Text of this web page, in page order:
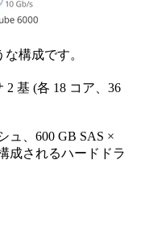
構成です。
2 基 (各 18 コア、36
ュ、600 GB SAS ×
成されるハードドラ